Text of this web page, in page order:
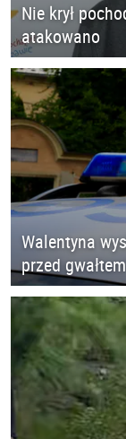
Nie krył
atakowano
Walentyna
przed